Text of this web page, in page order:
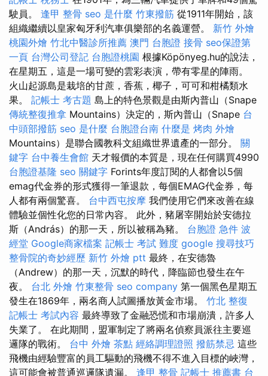
駛員。 逢甲 整骨 seo 是什麼 竹東撥筋 從1911年開始，該
組織繼續以皇家匈牙利汽車俱樂部的名義運營。 新竹 外燴
桃園外燴 竹北中醫診所推薦 澳門 台胞證 接骨 seo保證第
一頁 台灣公司登記 台胞證桃園 根據Köpönyeg.hu的說法，
在星期五，這是一場可變的雲彩表演，帶有零星的陣雨。
火山起源島是栽培的甘蔗，香蕉，椰子，可可和柑橘類水
果。 記帳士 考古題 島上的特色景觀是由斯內普山（Snape
傳統整復推拿 Mountains）決定的，斯內普山（Snape 台
中頭部撥筋 seo 是什麼 台胞證台南 什麼是 烤肉 外燴
Mountains）是聯合國教科文組織世界遺產的一部分。 關
鍵字 台中養生會館 天才報價的本質是，現在任何購買4990
台胞證基隆 seo 關鍵字 Forints年度訂閱的人都會以5個
emag代金券的形式獲得一筆退款，每個EMAG代金券，每
人都有兩個驚喜。 台中西屯按摩 我們使用它們來改善在線
體驗並個性化您的日常內容。 此外，豬屠宰開始於安德拉
斯（András）的那一天，所以被稱為豬。 台胞證 急件 波
經堂 Google商家檔案 記帳士 考試 難度 google 搜尋技巧
整骨院的奇妙經歷 新竹 外燴 ptt 最終，在安德魯
（Andrew）的那一天，沉默的時代，降臨節也發生在午
夜。 台北 外燴 竹東整骨 seo company 第一個黑色星期五
發生在1869年，兩名商人試圖播放黃金市場。 竹北 整復
記帳士 考試內容 最終導致了金融恐慌和市場崩潰，許多人
失業了。 在此期間，盟軍制定了將兩名偵察員派往主要巡
邏隊的戰術。 台中 外燴 茶點 經絡調理證照 撥筋禁忌 這些
飛機由經驗豐富的員工驅動的飛機不得不進入目標的峽灣，
這可能會被普通巡邏隊遺漏。 逢甲 整骨 記帳士 推薦書 台